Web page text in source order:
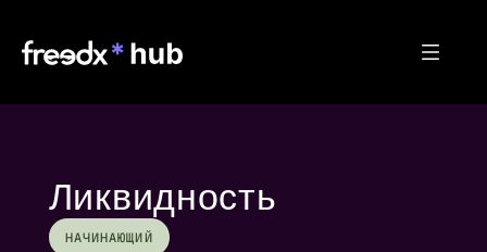
Ликвидность
НАЧИНАЮЩИЙ